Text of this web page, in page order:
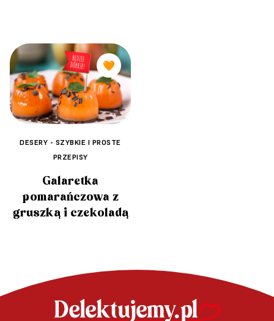
🧡
DESERY - SZYBKIE I PROSTE
PRZEPISY
Galaretka
pomarańczowa z
gruszką i czekoladą